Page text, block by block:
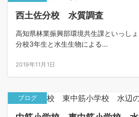
西土佐分校 水質調査
高知県林業振興部環境共生課といっし
分校3年生と水生生物による...
2019年11月1日
ブログ